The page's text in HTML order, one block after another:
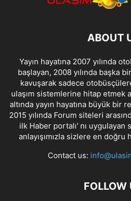
ABOUT
Yayın hayatına 2007 yılında
başlayan, 2008 yılında başka
kavuşarak sadece
ulaşım sistemlerine hitap etmek
altında yayın hayatına büyük bir
2015 yılında Forum siteleri
ilk Haber portalı' nı
anlayışımızla sizlere en doğru
Contact us:
FOLLOW